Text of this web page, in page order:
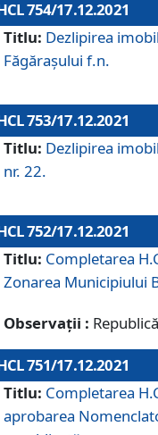
754/17.12.2021
Titlu: Dezlipirea
Făgărașului f.n.
753/17.12.2021
Titlu: Dezlipirea
nr. 22.
752/17.12.2021
Titlu: Completarea
Zonarea Municipiului
Observații :
751/17.12.2021
Titlu: Completarea
aprobarea